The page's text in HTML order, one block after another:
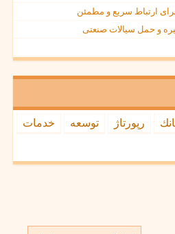
ارتباط سریع و مطمئن
و حمل سیالات صنعتی
رپورتاژ توسعه
خدمات